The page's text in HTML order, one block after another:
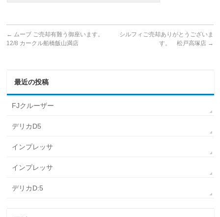
← ムーブ ご売却有難う御座います。
12/8 カークル船橋飯山満店
シルフィご売却ありがとうございま
す。 松戸高塚店 →
最近の投稿
FJクルーザー
デリカD5
インプレッサ
インプレッサ
デリカD:5